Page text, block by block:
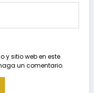
y sitio web en este
un comentario.